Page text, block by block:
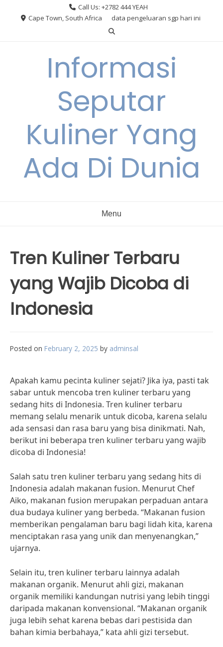
Call Us: +2782 444 YEAH
Cape Town, South Africa
data pengeluaran sgp hari ini
Informasi
Seputar
Kuliner Yang
Ada Di Dunia
Menu
Tren Kuliner Terbaru
yang Wajib Dicoba di
Indonesia
Posted on February 2, 2025 by adminsal
Apakah kamu pecinta kuliner sejati? Jika iya, pasti tak
sabar untuk mencoba tren kuliner terbaru yang
sedang hits di Indonesia. Tren kuliner terbaru
memang selalu menarik untuk dicoba, karena selalu
ada sensasi dan rasa baru yang bisa dinikmati. Nah,
berikut ini beberapa tren kuliner terbaru yang wajib
dicoba di Indonesia!
Salah satu tren kuliner terbaru yang sedang hits di
Indonesia adalah makanan fusion. Menurut Chef
Aiko, makanan fusion merupakan perpaduan antara
dua budaya kuliner yang berbeda. “Makanan fusion
memberikan pengalaman baru bagi lidah kita, karena
menciptakan rasa yang unik dan menyenangkan,”
ujarnya.
Selain itu, tren kuliner terbaru lainnya adalah
makanan organik. Menurut ahli gizi, makanan
organik memiliki kandungan nutrisi yang lebih tinggi
daripada makanan konvensional. “Makanan organik
juga lebih sehat karena bebas dari pestisida dan
bahan kimia berbahaya,” kata ahli gizi tersebut.